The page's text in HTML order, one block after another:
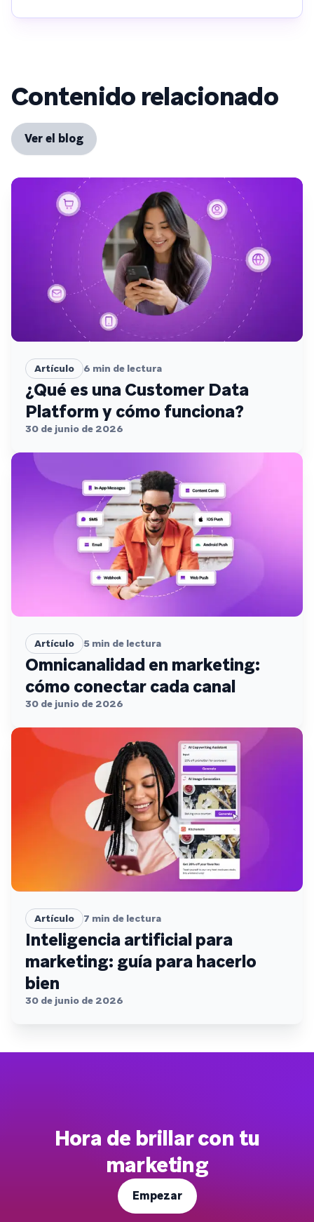
Contenido relacionado
Ver el blog
Artículo 6 min de lectura
¿Qué es una Customer Data
Platform y cómo funciona?
30 de junio de 2026
Artículo 5 min de lectura
Omnicanalidad en marketing:
cómo conectar cada canal
30 de junio de 2026
Artículo 7 min de lectura
Inteligencia artificial para
marketing: guía para hacerlo
bien
30 de junio de 2026
Hora de brillar con tu
marketing
Empezar